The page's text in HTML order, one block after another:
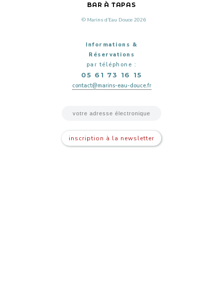
BAR À TAPAS
© Marins d’Eau Douce 2026
Informations &
Réservations
par téléphone :
05 61 73 16 15
contact@marins-eau-douce.fr
inscription à la newsletter